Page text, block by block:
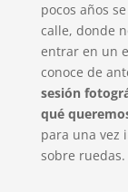
pocos años
calle, donde
entrar en un
conoce de
sesión
qué
para una vez
sobre ruedas.